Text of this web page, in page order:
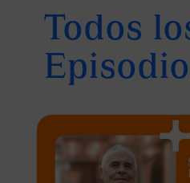
Todos